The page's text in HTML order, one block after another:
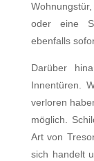
oder eine
ebenfalls
Darüber
Innentüren.
verloren
möglich.
Art von
sich handelt